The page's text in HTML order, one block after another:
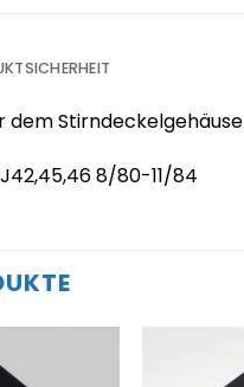
dem Stirndeckelgehäuse
8/80-11/84